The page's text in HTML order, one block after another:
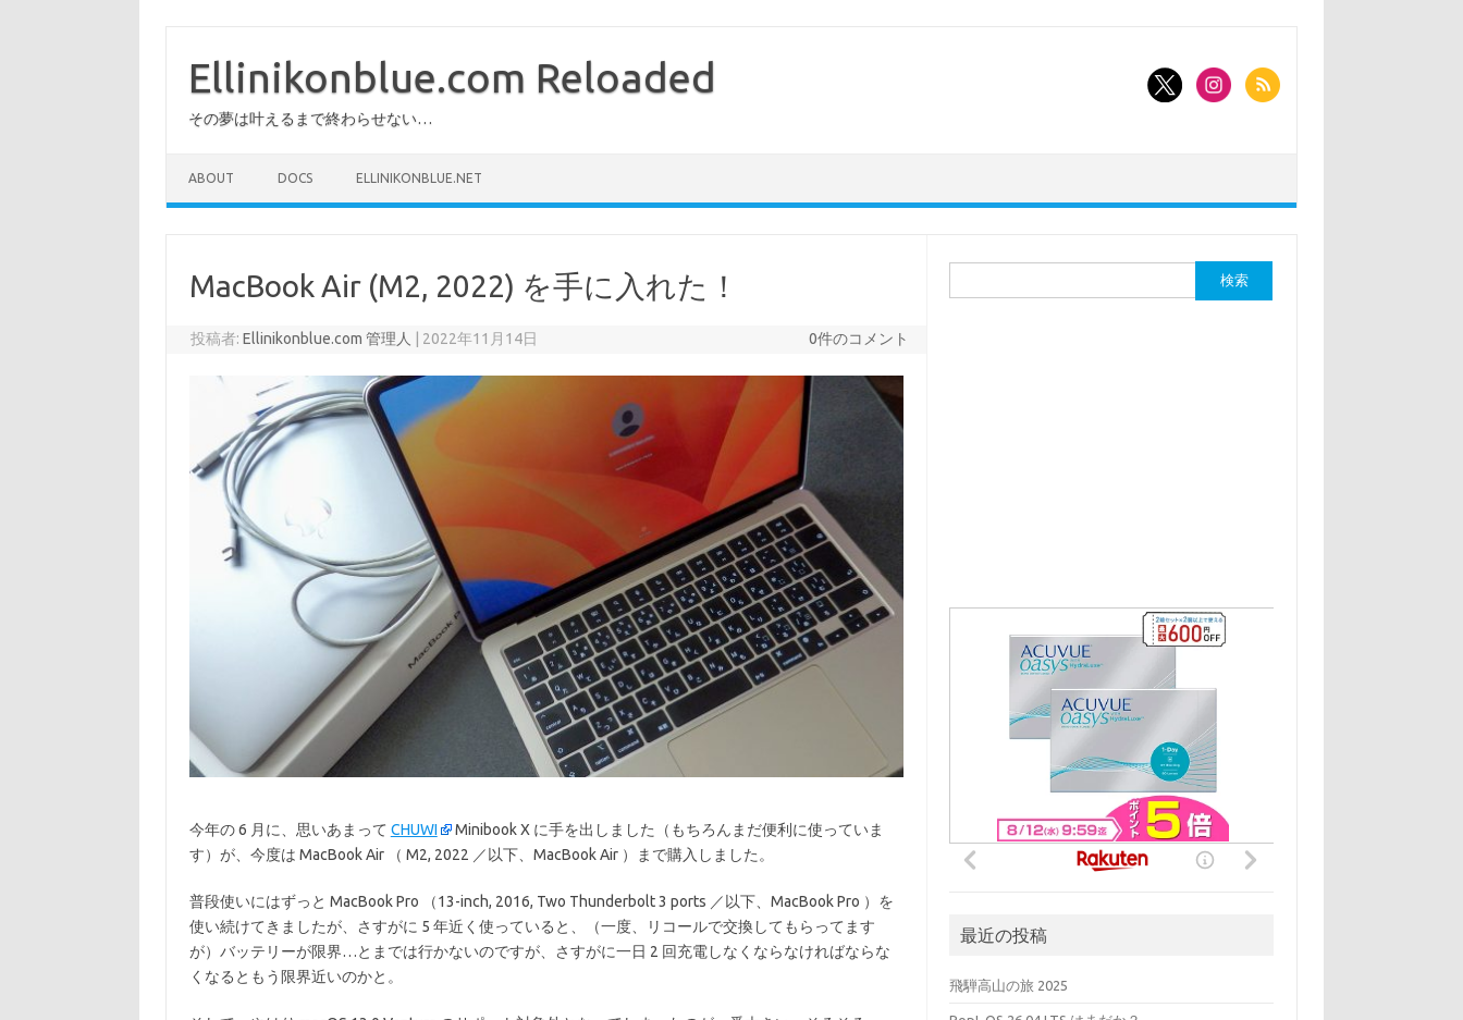
Ellinikonblue.com Reloaded
その夢は叶えるまで終わらせない…
ABOUT DOCS ELLINIKONBLUE.NET
MacBook Air (M2, 2022) を手に入れた！
投稿者:Ellinikonblue.com 管理人 2022年11月14日 0件のコメント
今年の 6 月に、思いあまって CHUWI
Minibook X に手を出しました（もちろんまだ便利に使っていま
す）が、今度は MacBook Air （ M2, 2022 ／以下、MacBook Air ）まで購入しました。
普段使いにはずっと MacBook Pro （13-inch, 2016, Two Thunderbolt 3 ports ／以下、MacBook Pro ）を
使い続けてきましたが、さすがに 5 年近く使っていると、（一度、リコールで交換してもらってます
が）バッテリーが限界…とまでは行かないのですが、さすがに一日 2 回充電しなくならなければならな
くなるともう限界近いのかと。
索:
最近の投稿
飛騨高山の旅 2025